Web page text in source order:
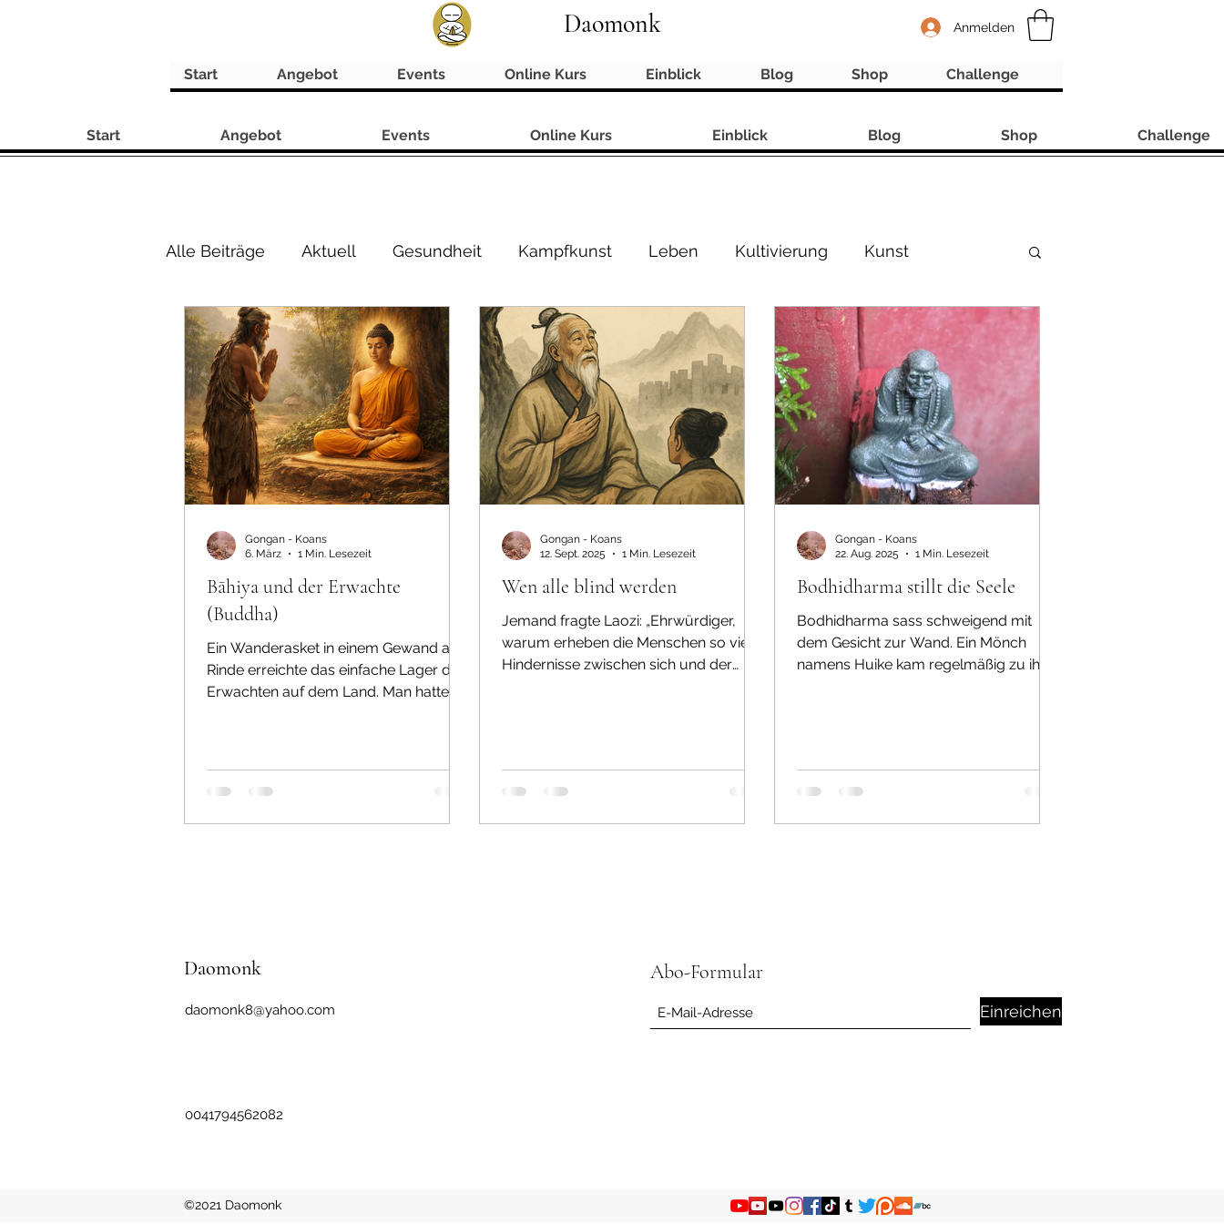
Daomonk Anmelden
Start Angebot Events Online Kurs Einblick Blog Shop Challenge
Alle Beiträge Aktuell Gesundheit Kampfkunst Leben Kultivierung Kunst
Philosophie Rezepte
Bāhiya und der Erwachte
(Buddha)
Ein Wanderasket in einem Gewand aus
Rinde erreichte das einfache Lager des
Erwachten auf dem Land. Man hatte
Buddha betrachtete ihn lange. Dann
sprach er ruhig: „Im Gesehenen sei nur
Gongan - Koans
6. März
1 Min. Lesezeit
Wen alle blind werden
Jemand fragte Laozi: „Ehrwürdiger,
warum erheben die Menschen so viele
Hindernisse zwischen sich und der
Gongan - Koans
12. Sept. 2025
1 Min. Lesezeit
Bodhidharma stillt die Seele
Bodhidharma sass schweigend mit
dem Gesicht zur Wand. Ein Mönch
namens Huike kam regelmäßig zu ihm
Gongan - Koans
22. Aug. 2025
1 Min. Lesezeit
Start Angebot Events Online Kurs Einblick Blog Shop Challenge
Daomonk
daomonk8@yahoo.com
Abo-Formular
Einreichen
0041794562082
©2021 Daomonk